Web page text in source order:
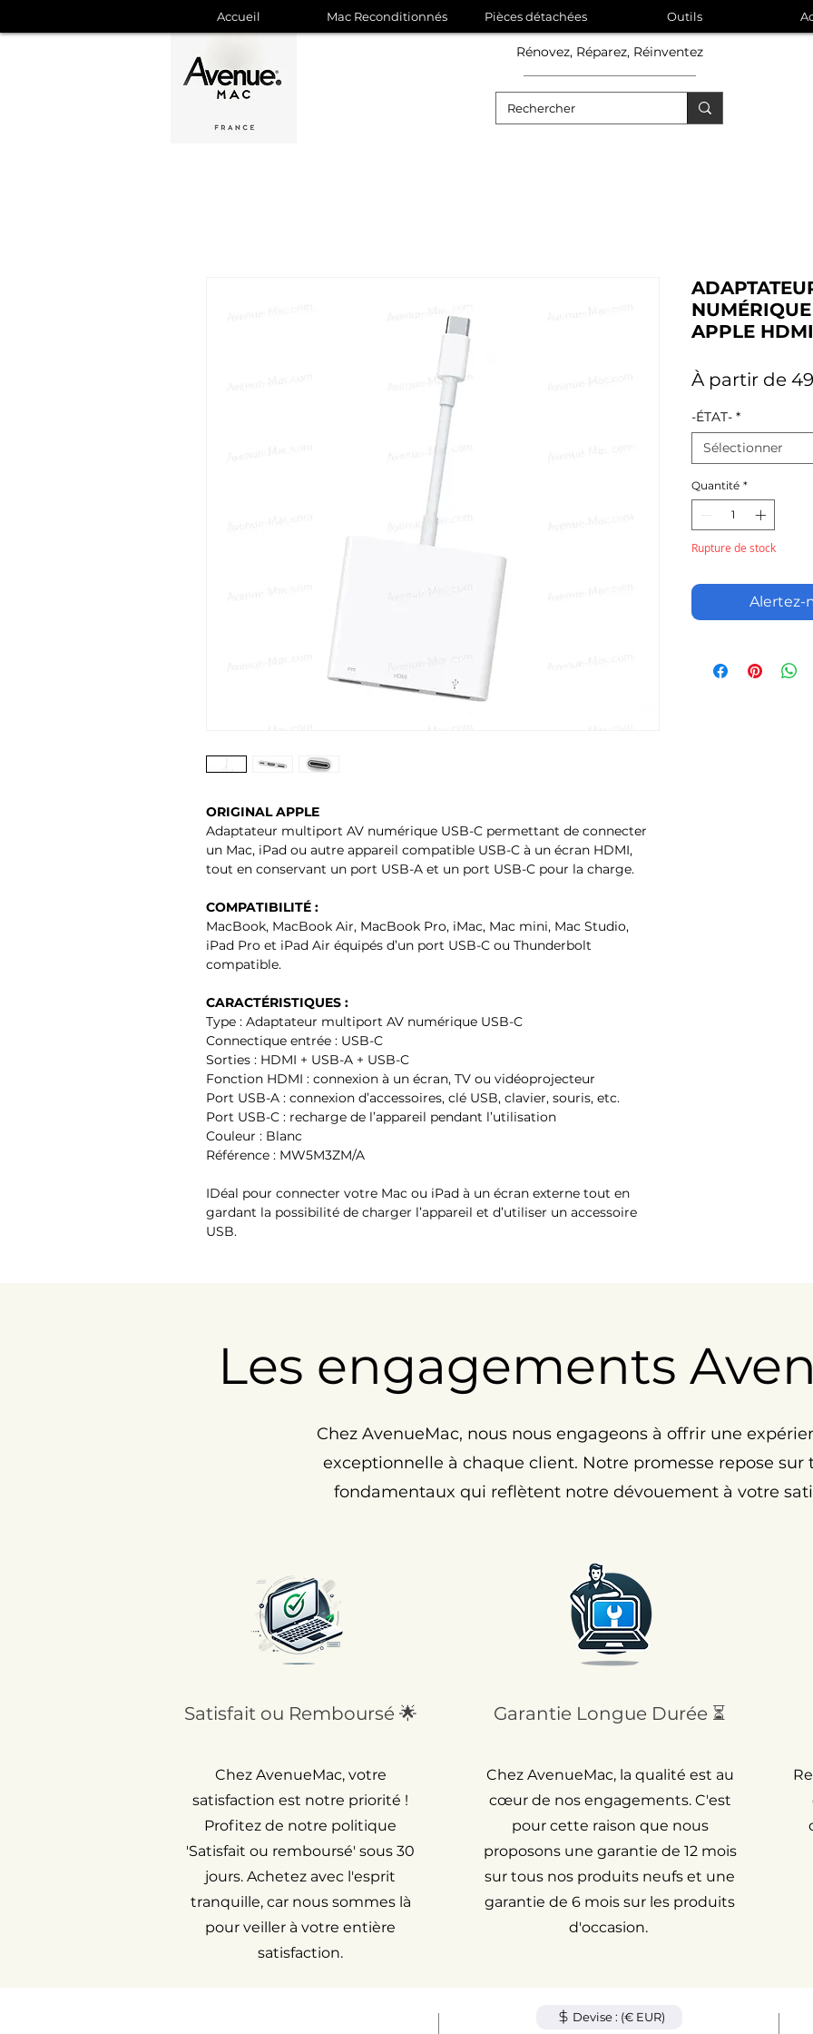
Rénovez, Réparez, Réinventez
Accueil Mac Reconditionnés Pièces détachées Outils
ORIGINAL APPLE
Adaptateur multiport AV numérique USB-C permettant de connecter
un Mac, iPad ou autre appareil compatible USB-C à un écran HDMI,
tout en conservant un port USB-A et un port USB-C pour la charge.
COMPATIBILITÉ :
MacBook, MacBook Air, MacBook Pro, iMac, Mac mini, Mac Studio,
iPad Pro et iPad Air équipés d’un port USB-C ou Thunderbolt
compatible.
CARACTÉRISTIQUES :
Type : Adaptateur multiport AV numérique USB-C
Connectique entrée : USB-C
Sorties : HDMI + USB-A + USB-C
Fonction HDMI : connexion à un écran, TV ou vidéoprojecteur
Port USB-A : connexion d’accessoires, clé USB, clavier, souris, etc.
Port USB-C : recharge de l’appareil pendant l’utilisation
Couleur : Blanc
Référence : MW5M3ZM/A
IDéal pour connecter votre Mac ou iPad à un écran externe tout en
gardant la possibilité de charger l’appareil et d’utiliser un accessoire
USB.
APPLE
À partir de
-ÉTAT- *
Sélectionner
Quantité *
Rupture de stock
Alertez-
Les engagements
Chez AvenueMac, nous nous engageons à offrir une
exceptionnelle à chaque client. Notre promesse repose sur
fondamentaux qui reflètent notre dévouement à votre
Satisfait ou Remboursé 🌟
Chez AvenueMac, votre
satisfaction est notre priorité !
Profitez de notre politique
'Satisfait ou remboursé' sous 30
jours. Achetez avec l'esprit
tranquille, car nous sommes là
pour veiller à votre entière
satisfaction.
Garantie Longue Durée ⏳
Chez AvenueMac, la qualité est au
cœur de nos engagements. C'est
pour cette raison que nous
proposons une garantie de 12 mois
sur tous nos produits neufs et une
garantie de 6 mois sur les produits
d'occasion.
Devise : (€ EUR)